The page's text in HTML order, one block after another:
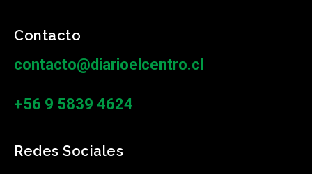
Contacto
contacto@diarioelcentro.cl
+56 9 5839 4624
Redes Sociales